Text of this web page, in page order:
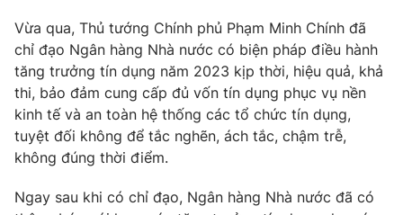
Cơ quan chủ quản:Đài Truyền hình Việt Nam
Cơ quan báo chí:Thời báo VTV
Giấy phép hoạt động báo in và báo điện tử số 483/GP-BTTTT
cấp ngày 29/12/2023
Tổng Biên tập:Vũ Thanh Thủy
Nguyễn Trọng Ninh
Vừa qua, Thủ tướng Chính phủ Phạm Minh Chính đã
chỉ đạo Ngân hàng Nhà nước có biện pháp điều hành
tăng trưởng tín dụng năm 2023 kịp thời, hiệu quả, khả
thi, bảo đảm cung cấp đủ vốn tín dụng phục vụ nền
kinh tế và an toàn hệ thống các tổ chức tín dụng,
tuyệt đối không để tắc nghẽn, ách tắc, chậm trễ,
không đúng thời điểm.
Ngay sau khi có chỉ đạo, Ngân hàng Nhà nước đã có